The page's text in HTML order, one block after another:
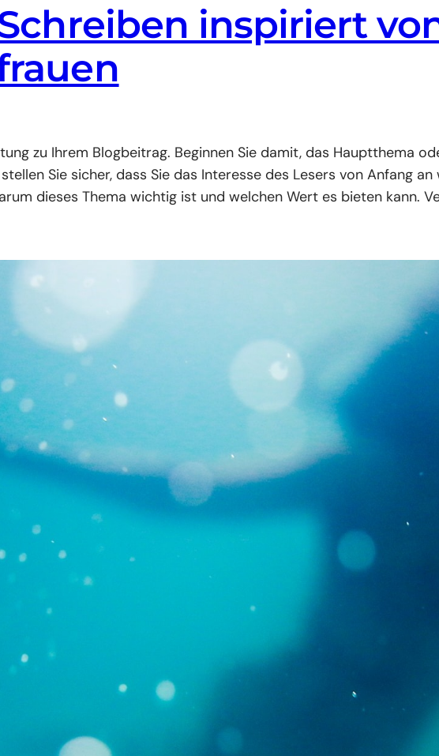
inspiriert
zu Ihrem Blogbeitrag. Beginnen Sie damit, das Hauptthema
Sie sicher, dass Sie das Interesse des Lesers von Anfang an
dieses Thema wichtig ist und welchen Wert es bieten kann.